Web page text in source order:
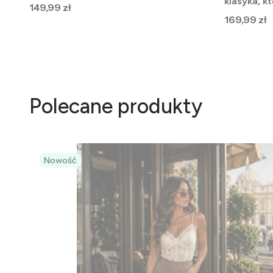
Cena
149,99 zł
Cena
169,99 zł
Polecane produkty
Nowość